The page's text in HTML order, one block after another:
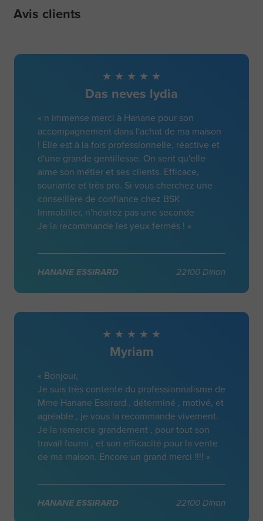
Avis clients
Das neves lydia
« n immense merci à Hanane pour son
accompagnement dans l'achat de ma maison
! Elle est à la fois professionnelle, réactive et
d'une grande gentillesse. On sent qu'elle
aime son métier et ses clients. Efficace,
souriante et très pro. Si vous cherchez une
conseillère de confiance chez BSK
Immobilier, n'hésitez pas une seconde
Je la recommande les yeux fermés ! »
HANANE ESSIRARD 22100 Dinan
Myriam
« Bonjour,
Je suis très contente du professionnalisme de
Mme Hanane Essirard , déterminé , motivé, et
agréable , je vous la recommande vivement.
Je la remercie grandement , pour tout son
travail fourni , et son efficacité pour la vente
de ma maison. Encore un grand merci !!!! »
HANANE ESSIRARD 22100 Dinan